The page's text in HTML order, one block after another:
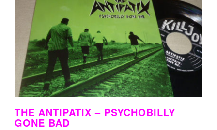
THE ANTIPATIX – PSYCHOBILLY
GONE BAD